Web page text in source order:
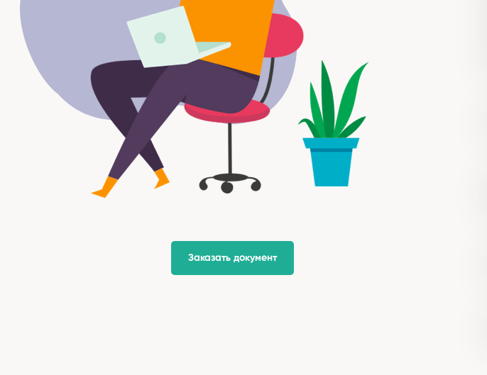
Заказать документ